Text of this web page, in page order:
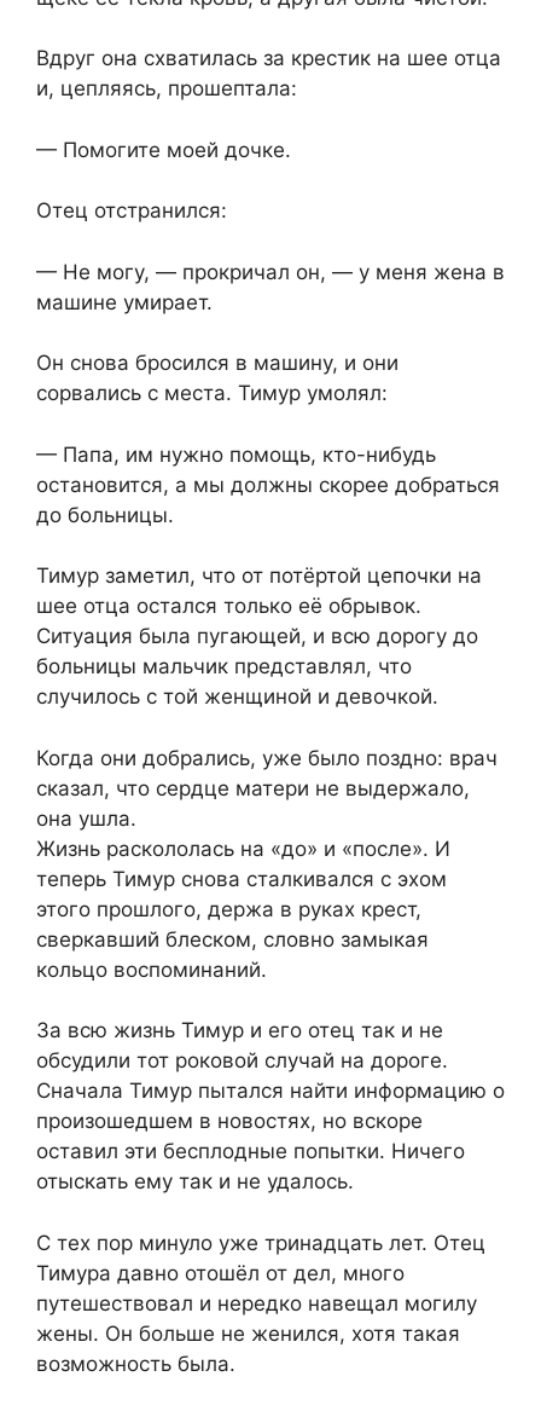
Вдруг она схватилась за крестик на шее отца
и, цепляясь, прошептала:
— Помогите моей дочке.
Отец отстранился:
— Не могу, — прокричал он, — у меня жена в
машине умирает.
Он снова бросился в машину, и они
сорвались с места. Тимур умолял:
— Папа, им нужно помощь, кто-нибудь
остановится, а мы должны скорее добраться
до больницы.
Тимур заметил, что от потёртой цепочки на
шее отца остался только её обрывок.
Ситуация была пугающей, и всю дорогу до
больницы мальчик представлял, что
случилось с той женщиной и девочкой.
Когда они добрались, уже было поздно: врач
сказал, что сердце матери не выдержало,
она ушла.
Жизнь раскололась на «до» и «после». И
теперь Тимур снова сталкивался с эхом
этого прошлого, держа в руках крест,
сверкавший блеском, словно замыкая
кольцо воспоминаний.
За всю жизнь Тимур и его отец так и не
обсудили тот роковой случай на дороге.
Сначала Тимур пытался найти информацию о
произошедшем в новостях, но вскоре
оставил эти бесплодные попытки. Ничего
отыскать ему так и не удалось.
С тех пор минуло уже тринадцать лет. Отец
Тимура давно отошёл от дел, много
путешествовал и нередко навещал могилу
жены. Он больше не женился, хотя такая
возможность была.